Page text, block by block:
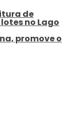
de
no Lago
promove o